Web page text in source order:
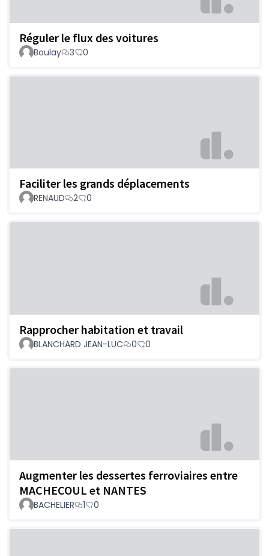
Réguler le flux des voitures
Boulay 3 0
Faciliter les grands déplacements
RENAUD 2 0
Rapprocher habitation et travail
BLANCHARD JEAN-LUC 0 0
Augmenter les dessertes ferroviaires entre
MACHECOUL et NANTES
BACHELIER 1 0